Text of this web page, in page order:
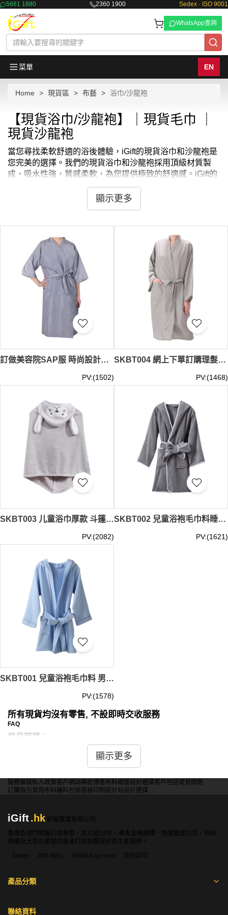
5661 1880 2360 1900 Sedex · ISO 9001
WhatsApp查詢
菜單 EN
Home 現貨區 布藝 浴巾/沙龍袍
【現貨浴巾/沙龍袍】｜現貨毛巾 ｜
現貨沙龍袍
當您尋找柔軟舒適的浴後體驗，iGift的現貨浴巾和沙龍袍是
您完美的選擇。我們的現貨浴巾和沙龍袍採用頂級材質製
成，吸水性強，質感柔軟，為您提供極致的舒適感。iGift的
現貨浴巾和沙龍袍設計考究，不僅功能性強，更有助於您放
鬆身心，享受寧靜的浴後時光。選擇iGift的現貨浴巾和沙龍
袍，為您的日常添增一份奢華的享受。
材料選擇到設計細節都旨在提供最佳的使用體驗。無論是包
裹在我們柔軟的浴巾中還是穿上輕盈的沙龍袍，iGift的現貨
產品都能讓您感受到質量與舒適的完美結合。投資iGift的現
貨浴巾和沙龍袍，為您的生活增添一抹獨特的優雅與舒適。
現貨浴巾和沙龍袍 最少訂購量 -MOQ: 1件起 ；浴巾
價格：
HKD50/ 起、
沙龍袍 價格：HKD100/ 起, 視乎數量而定。
期約需3-7天
顯示更多
訂做美容院SAP服 時尚設計理髮店沙龍袍 理髮袍 中袖沙龍袍 SKBT005
PV:(1502)
SKBT004 網上下單訂購理髮袍 設計長款綁帶寬鬆袖口理髮袍 剪髮袍中心
PV:(1468)
SKBT003 儿童浴巾厚款 斗篷带帽 宝宝洗澡浴袍 卡通柔软婴儿 毛巾被吸水不掉毛 毛巾斗篷
PV:(2082)
SKBT002 兒童浴袍毛巾料睡袍 帶帽男女童純棉浴衣 吸水速幹小孩寶寶浴巾斗篷 斗篷浴巾
PV:(1621)
SKBT001 兒童浴袍毛巾料 男女童純棉浴衣吸水速幹 小孩浴巾斗篷全棉中大童 斗篷浴巾
PV:(1578)
所有現貨均沒有零售, 不設即時交收服務
FAQ
常見問題：
問：現貨浴巾是否有多種顏色可選？
答：是的，iGift提供的現貨浴巾有多種顏色選擇，包括白
色、灰色、藍色等，滿足不同顧客的喜好和需求。
問：現貨沙龍袍是否使用高吸水材料？
答：是的，iGift的現貨沙龍袍使用高吸水材料製作，能迅速
吸收水分，讓您在沐浴後保持乾爽舒適。
顯示更多
服務條款私人政策客戶 網站導航博客布料總匯設計選擇客戶包括常見問題
訂購指引 常用布料輔料包裝 圖樣印制 設計站設計選擇
iGift.hk
軒龍實業有限公司
香港及澳門制服訂造專家，成立逾18年，專為金融機構、物業管理公司、政府
機構及大型企業提供度身訂造制服設計及生產服務。
Sedex
ISO 9001 FAMA Approved 政府認可
產品分類
聯絡資料